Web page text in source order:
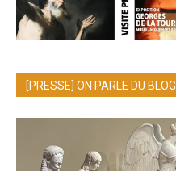
[PRESSE] ON PARLE DU BLOG